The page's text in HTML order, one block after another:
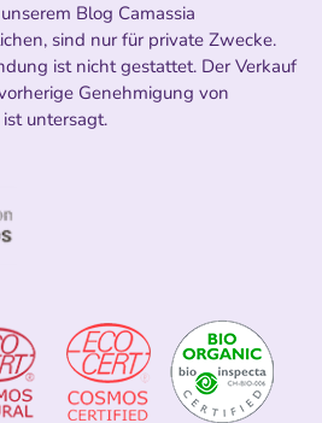
Blog Camassia
sind nur für private Zwecke.
ist nicht gestattet. Der Verkauf
Genehmigung von
untersagt.